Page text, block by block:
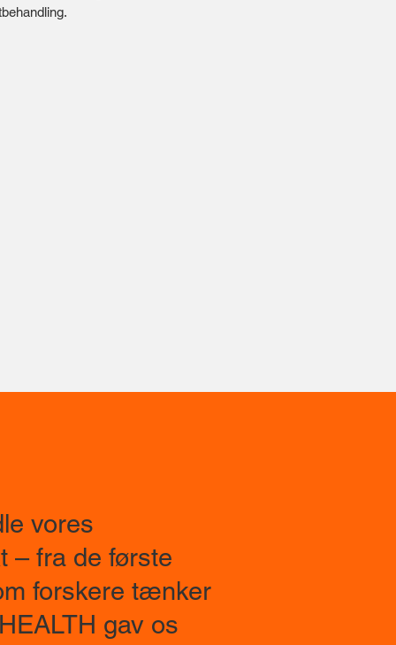
vores
– fra de første
forskere tænker
gav os